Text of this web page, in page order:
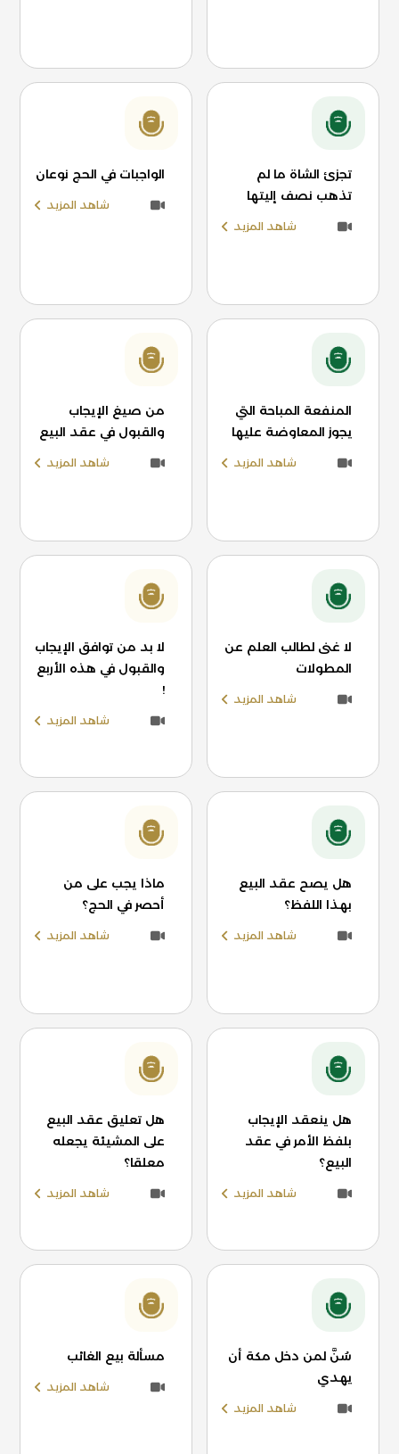
تجزئ الشاة ما لم
تذهب نصف إليتها
شاهد المزيد
الواجبات في الحج نوعان
شاهد المزيد
المنفعة المباحة التي
يجوز المعاوضة عليها
شاهد المزيد
من صيغ الإيجاب
والقبول في عقد البيع
شاهد المزيد
لا غنى لطالب العلم عن
المطولات
شاهد المزيد
لا بد من توافق الإيجاب
والقبول في هذه الأربع
!
شاهد المزيد
هل يصح عقد البيع
بهذا اللفظ؟
شاهد المزيد
ماذا يجب على من
أحصر في الحج؟
شاهد المزيد
هل ينعقد الإيجاب
بلفظ الأمر في عقد
البيع؟
شاهد المزيد
هل تعليق عقد البيع
على المشيئة يجعله
معلقا؟
شاهد المزيد
سُنَّ لمن دخل مكة أن
يهدي
شاهد المزيد
مسألة بيع الغائب
شاهد المزيد